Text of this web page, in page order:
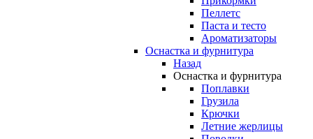
Пеллетс
Паста и тесто
Ароматизаторы
Оснастка и фурнитура
Назад
Оснастка и фурнитура
Поплавки
Грузила
Крючки
Летние жерлицы